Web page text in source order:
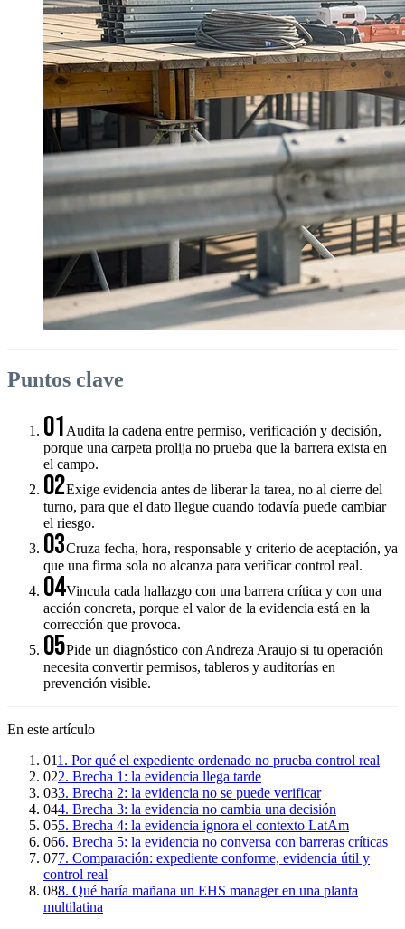
Puntos clave
01 Audita la cadena entre permiso, verificación y decisión,
porque una carpeta prolija no prueba que la barrera exista en
el campo.
02Exige evidencia antes de liberar la tarea, no al cierre del
turno, para que el dato llegue cuando todavía puede cambiar
el riesgo.
03Cruza fecha, hora, responsable y criterio de aceptación, ya
que una firma sola no alcanza para verificar control real.
04Vincula cada hallazgo con una barrera crítica y con una
acción concreta, porque el valor de la evidencia está en la
corrección que provoca.
05Pide un diagnóstico con Andreza Araujo si tu operación
necesita convertir permisos, tableros y auditorías en
prevención visible.
En este artículo
011. Por qué el expediente ordenado no prueba control real
022. Brecha 1: la evidencia llega tarde
033. Brecha 2: la evidencia no se puede verificar
044. Brecha 3: la evidencia no cambia una decisión
055. Brecha 4: la evidencia ignora el contexto LatAm
066. Brecha 5: la evidencia no conversa con barreras críticas
077. Comparación: expediente conforme, evidencia útil y
control real
088. Qué haría mañana un EHS manager en una planta
multilatina